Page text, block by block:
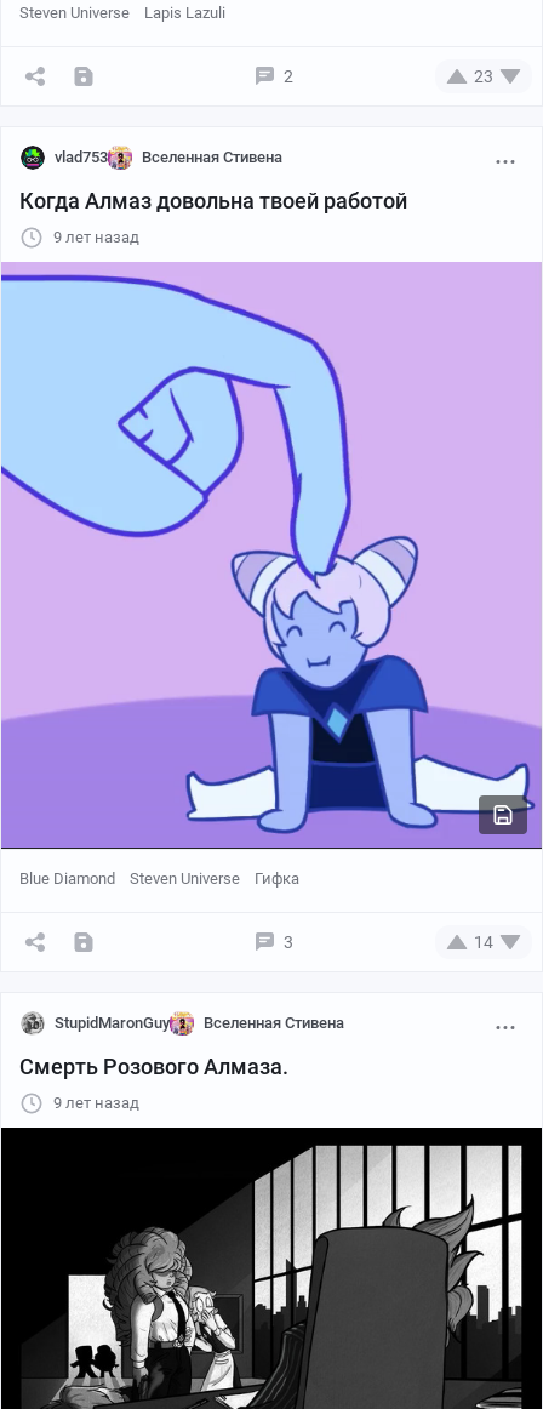
Steven Universe Lapis Lazuli
2 23
vlad753 Вселенная Стивена
Когда Алмаз довольна твоей работой
9 лет назад
Blue Diamond Steven Universe Гифка
3 14
StupidMaronGuy Вселенная Стивена
Смерть Розового Алмаза.
9 лет назад